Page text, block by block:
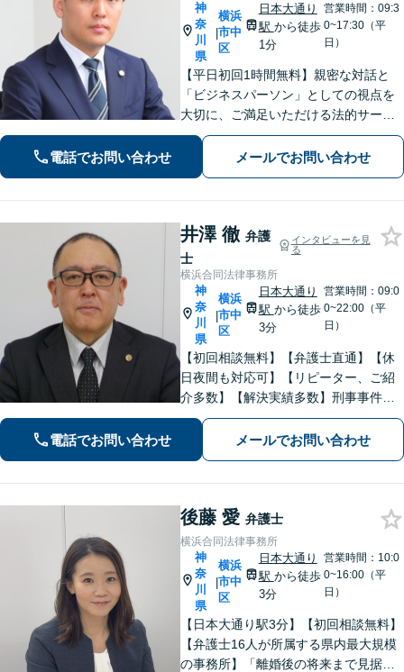
神
奈
川
県
|
横浜
市中
区
日本大通り
駅 から徒歩
1分
営業時間：09:3
0~17:30（平
日）
【平日初回1時間無料】親密な対話と
「ビジネスパーソン」としての視点を
大切に、ご満足いただける法的サービ
スを提供します。交通事故や離婚、相
続、企業法務から個人の身近なトラブ
ルまで、お気軽にご相談ください。
電話でお問い合わせ メールでお問い合わせ
井澤 徹 弁護
士
インタビューを見
る
横浜合同法律事務所
神
奈
川
県
|
横浜
市中
区
日本大通り
駅 から徒歩
3分
営業時間：09:0
0~22:00（平
日）
【初回相談無料】【弁護士直通】【休
日夜間も対応可】【リピーター、ご紹
介多数】【解決実績多数】刑事事件、
債務整理、離婚、相続など幅広く対
応。迅速な対応と丁寧なサポートに努
めます。
電話でお問い合わせ メールでお問い合わせ
後藤 愛 弁護士
横浜合同法律事務所
神
奈
川
県
|
横浜
市中
区
日本大通り
駅 から徒歩
3分
営業時間：10:0
0~16:00（平
日）
【日本大通り駅3分】【初回相談無料】
【弁護士16人が所属する県内最大規模
の事務所】「離婚後の将来まで見据え